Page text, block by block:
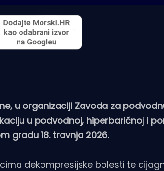
u organizaciji Zavoda za
u podvodnoj, hiperbaričnoj i
gradu 18. travnja 2026.
dekompresijske bolesti te